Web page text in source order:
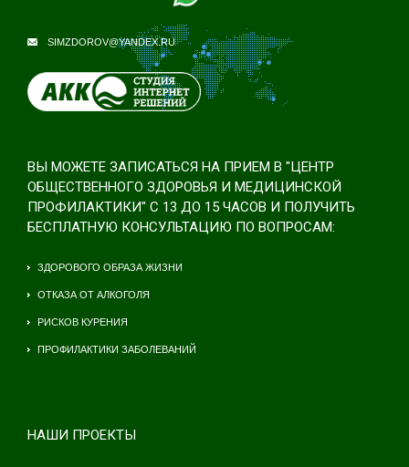
SIMZDOROV@YANDEX.RU
ВЫ МОЖЕТЕ ЗАПИСАТЬСЯ НА ПРИЕМ В "ЦЕНТР
ОБЩЕСТВЕННОГО ЗДОРОВЬЯ И МЕДИЦИНСКОЙ
ПРОФИЛАКТИКИ" С 13 ДО 15 ЧАСОВ И ПОЛУЧИТЬ
БЕСПЛАТНУЮ КОНСУЛЬТАЦИЮ ПО ВОПРОСАМ:
ЗДОРОВОГО ОБРАЗА ЖИЗНИ
ОТКАЗА ОТ АЛКОГОЛЯ
РИСКОВ КУРЕНИЯ
ПРОФИЛАКТИКИ ЗАБОЛЕВАНИЙ
НАШИ ПРОЕКТЫ